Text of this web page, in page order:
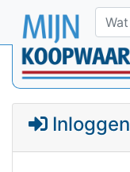
Inloggen